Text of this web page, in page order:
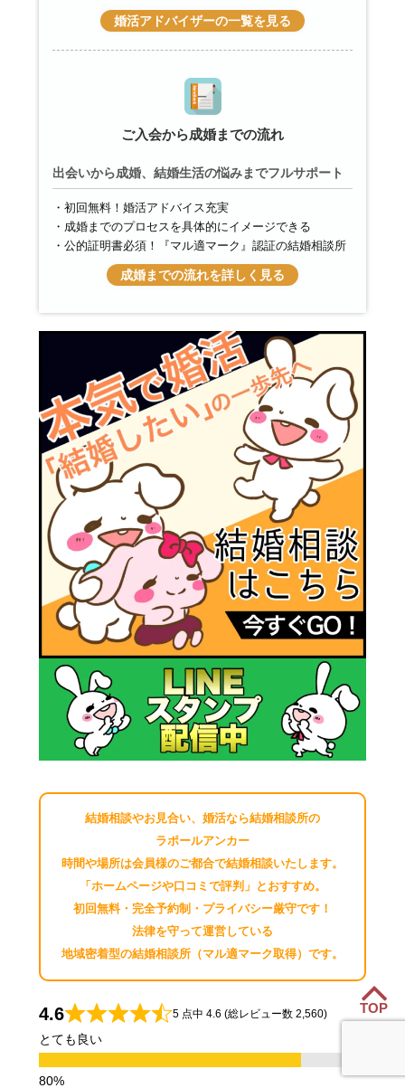
婚活アドバイザーの一覧を見る
ご入会から成婚までの流れ
出会いから成婚、結婚生活の悩みまでフルサポート
初回無料！婚活アドバイス充実
成婚までのプロセスを具体的にイメージできる
公的証明書必須！『マル適マーク』認証の結婚相談所
成婚までの流れを詳しく見る
結婚相談やお見合い、婚活なら結婚相談所の
ラポールアンカー
時間や場所は会員様のご都合で結婚相談いたします。
「ホームページや口コミで評判」とおすすめ。
初回無料・完全予約制・プライバシー厳守です！
法律を守って運営している
地域密着型の結婚相談所（マル適マーク取得）です。
4.6 5 点中 4.6 (総レビュー数 2,560)
とても良い
TOP